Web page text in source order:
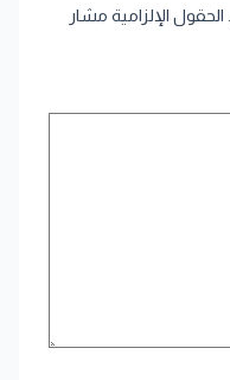
الحقول الإلزامية مشار